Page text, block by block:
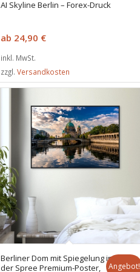
AI Skyline Berlin – Forex-Druck
ab 24,90 €
inkl. MwSt.
zzgl. Versandkosten
Berliner Dom mit Spiegelung in
der Spree Premium-Poster,
Angebot!